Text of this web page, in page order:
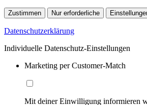
Zustimmen Nur erforderliche
Datenschutzerklärung
Individuelle Datenschutz-Einstellungen
Marketing per Customer-Match
Mit deiner Einwilligung informieren